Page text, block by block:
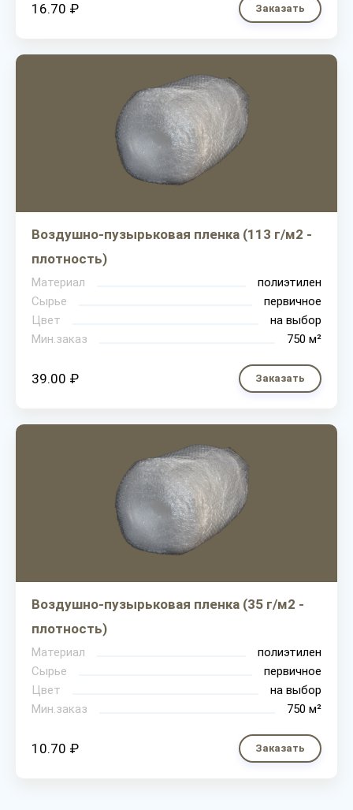
16.70 ₽ Заказать
Воздушно-пузырьковая пленка (113 г/м2 -
плотность)
Материал
полиэтилен
Сырье
первичное
Цвет
на выбор
Мин.заказ
750 м²
39.00 ₽ Заказать
Воздушно-пузырьковая пленка (35 г/м2 -
плотность)
Материал
полиэтилен
Сырье
первичное
Цвет
на выбор
Мин.заказ
750 м²
10.70 ₽ Заказать